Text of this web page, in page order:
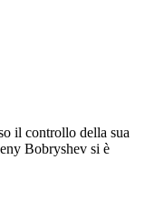
il controllo della sua
Bobryshev si è